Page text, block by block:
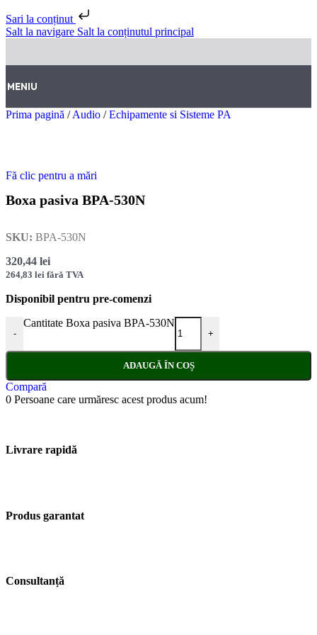
Sari la conținut
Salt la navigare Salt la conținutul principal
MENIU
Prima pagină / Audio / Echipamente si Sisteme PA
Fă clic pentru a mări
Boxa pasiva BPA-530N
SKU: BPA-530N
320,44 lei
264,83 lei fără TVA
Disponibil pentru pre-comenzi
-
Cantitate Boxa pasiva BPA-530N
+
ADAUGĂ ÎN COȘ
Compară
0 Persoane care urmăresc acest produs acum!
Livrare rapidă
Produs garantat
Consultanță